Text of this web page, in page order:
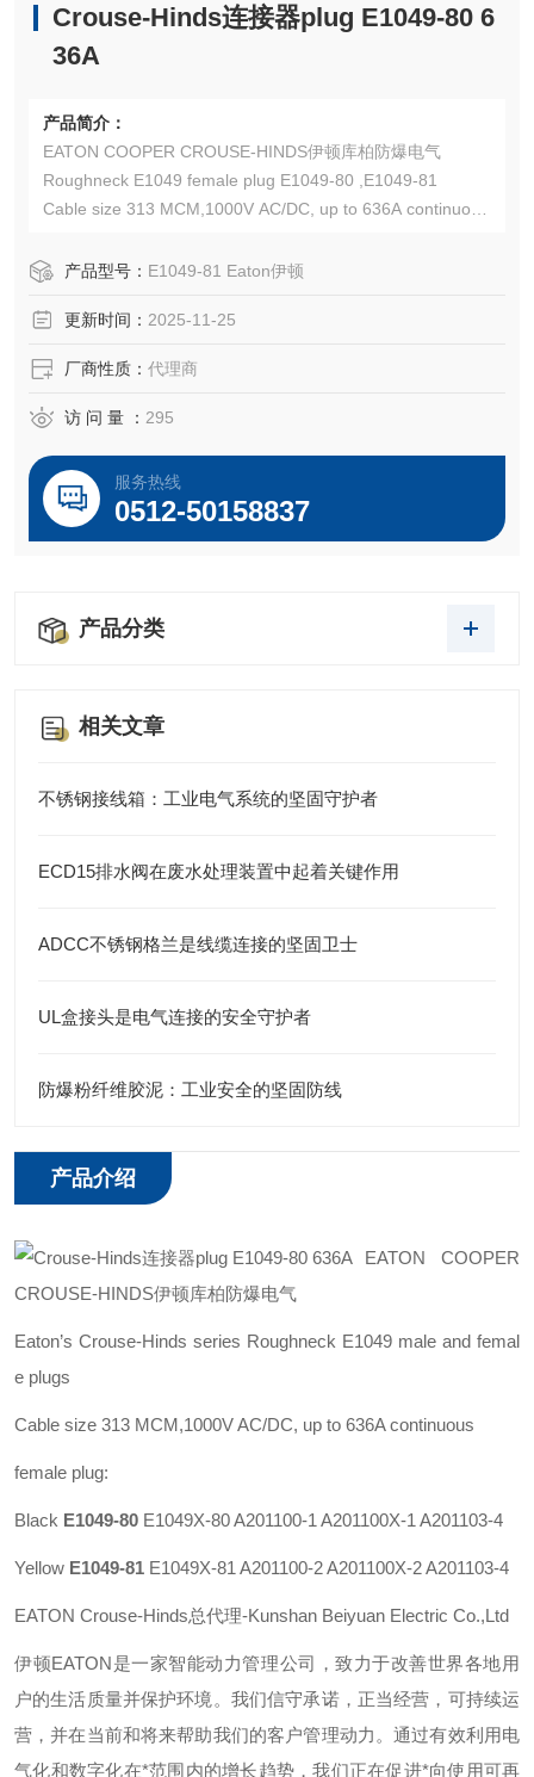
Crouse-Hinds连接器plug E1049-80 6
36A
产品简介：
EATON COOPER CROUSE-HINDS伊顿库柏防爆电气
Roughneck E1049 female plug E1049-80 ,E1049-81
Cable size 313 MCM,1000V AC/DC, up to 636A continuous
td
产品型号： E1049-81 Eaton伊顿
更新时间： 2025-11-25
厂商性质： 代理商
访 问 量 ： 295
服务热线
0512-50158837
产品分类
相关文章
不锈钢接线箱：工业电气系统的坚固守护者
ECD15排水阀在废水处理装置中起着关键作用
ADCC不锈钢格兰是线缆连接的坚固卫士
UL盒接头是电气连接的安全守护者
防爆粉纤维胶泥：工业安全的坚固防线
产品介绍
EATON COOPER
CROUSE-HINDS伊顿库柏防爆电气
Eaton’s Crouse-Hinds series Roughneck E1049 male and femal
e plugs
Cable size 313 MCM,1000V AC/DC, up to 636A continuous
female plug:
Black E1049-80 E1049X-80 A201100-1 A201100X-1 A201103-4
Yellow E1049-81 E1049X-81 A201100-2 A201100X-2 A201103-4
EATON Crouse-Hinds总代理-Kunshan Beiyuan Electric Co.,Ltd
伊顿EATON是一家智能动力管理公司，致力于改善世界各地用
户的生活质量并保护环境。我们信守承诺，正当经营，可持续运
营，并在当前和将来帮助我们的客户管理动力。通过有效利用电
气化和数字化在*范围内的增长趋势，我们正在促进*向使用可再